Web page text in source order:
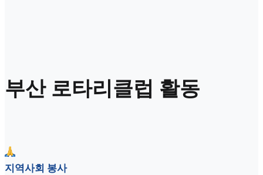
부산 로타리클럽 활동
지역사회 봉사